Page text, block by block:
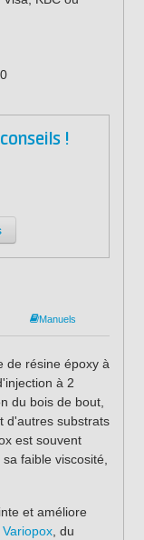
!
Manuels
de résine époxy à
à 2
du bois de bout,
d'autres substrats
est souvent
faible viscosité,
et améliore
, du